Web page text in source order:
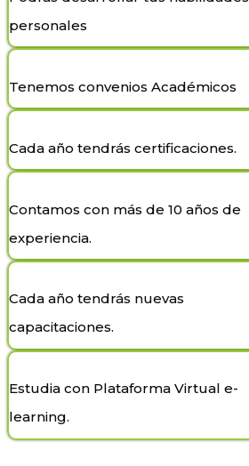
personales
Tenemos convenios Académicos
Cada año tendrás certificaciones.
Contamos con más de 10 años de
experiencia.
Cada año tendrás nuevas
capacitaciones.
Estudia con Plataforma Virtual e-
learning.